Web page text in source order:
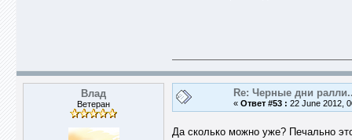
Влад
Ветеран
Re: Черные дни
« Ответ #53 : 22 June 2012,
Да сколько можно уже? Печально